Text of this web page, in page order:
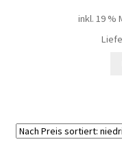
inkl. 19 %